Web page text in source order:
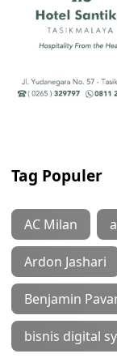
Tag Populer
AC Milan
Ardon Jashari
Benjamin
bisnis digital